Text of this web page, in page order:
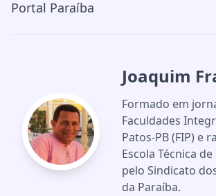
Portal Paraíba
Joaquim
Formado em
Faculdades
Patos-PB (FIP) e
Escola Técnica de
pelo Sindicato
da Paraíba.